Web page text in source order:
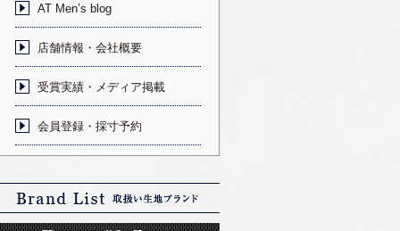
AT Men’s blog
店舗情報・会社概要
受賞実績・メディア掲載
会員登録・採寸予約